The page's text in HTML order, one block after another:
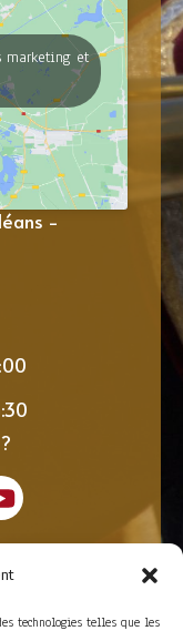
technologies telles que les
marketing et
-